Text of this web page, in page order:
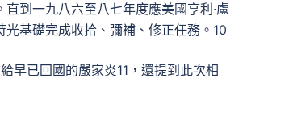
到一九八六至八七年度應美國亨利·盧
基礎完成收拾、彌補、修正任務。10
早已回國的嚴家炎11，還提到此次相